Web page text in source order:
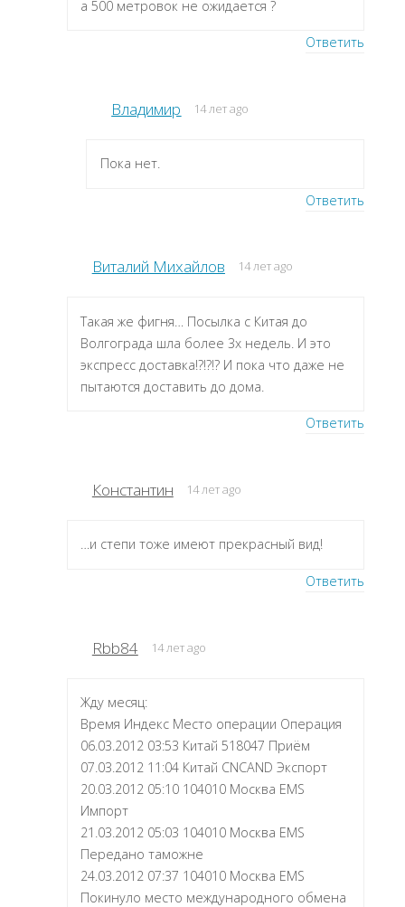
а 500 метровок не ожидается ?
Ответить
Владимир 14 лет ago
Пока нет.
Ответить
Виталий Михайлов 14 лет ago
Такая же фигня… Посылка с Китая до
Волгограда шла более 3х недель. И это
экспресс доставка!?!?!? И пока что даже не
пытаются доставить до дома.
Ответить
Константин 14 лет ago
…и степи тоже имеют прекрасный вид!
Ответить
Rbb84 14 лет ago
Жду месяц:
Время Индекс Место операции Операция
06.03.2012 03:53 Китай 518047 Приём
07.03.2012 11:04 Китай CNCAND Экспорт
20.03.2012 05:10 104010 Москва EMS
Импорт
21.03.2012 05:03 104010 Москва EMS
Передано таможне
24.03.2012 07:37 104010 Москва EMS
Покинуло место международного обмена